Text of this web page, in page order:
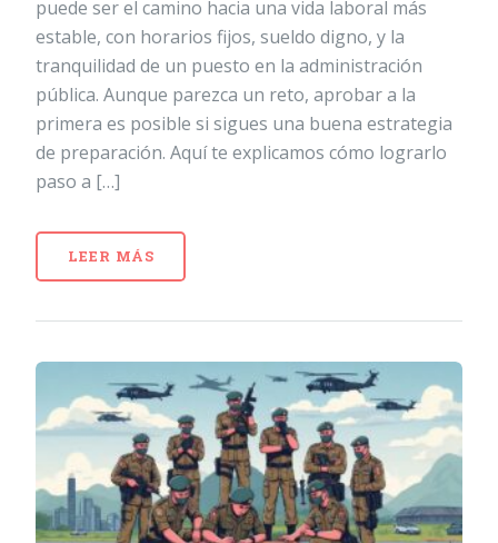
puede ser el camino hacia una vida laboral más
estable, con horarios fijos, sueldo digno, y la
tranquilidad de un puesto en la administración
pública. Aunque parezca un reto, aprobar a la
primera es posible si sigues una buena estrategia
de preparación. Aquí te explicamos cómo lograrlo
paso a […]
LEER MÁS